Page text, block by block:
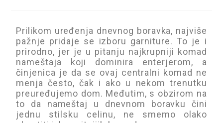
Prilikom uređenja dnevnog boravka, najviše
pažnje pridaje se izboru garniture. To je i
prirodno, jer je u pitanju najkrupniji komad
nameštaja koji dominira enterjerom, a
činjenica je da se ovaj centralni komad ne
menja često, čak i ako u nekom trenutku
preuređujemo dom. Međutim, s obzirom na
to da nameštaj u dnevnom boravku čini
jednu stilsku celinu, ne smemo olako